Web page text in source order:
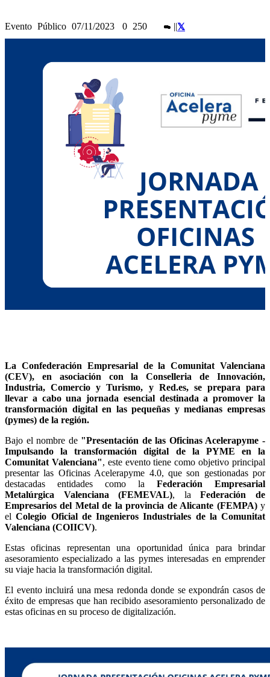
Evento Público 07/11/2023 0 250 ||
La Confederación Empresarial de la Comunitat Valenciana
(CEV), en asociación con la Conselleria de Innovación,
Industria, Comercio y Turismo, y Red.es, se prepara para
llevar a cabo una jornada esencial destinada a promover la
transformación digital en las pequeñas y medianas empresas
(pymes) de la región.
Bajo el nombre de "Presentación de las Oficinas Acelerapyme -
Impulsando la transformación digital de la PYME en la
Comunitat Valenciana", este evento tiene como objetivo principal
presentar las Oficinas Acelerapyme 4.0, que son gestionadas por
destacadas entidades como la Federación Empresarial
Metalúrgica Valenciana (FEMEVAL), laFederación de
Empresarios del Metal de la provincia de Alicante (FEMPA)y
elColegio Oficial de Ingenieros Industriales de la Comunitat
Valenciana (COIICV).
Estas oficinas representan una oportunidad única para brindar
asesoramiento especializado a las pymes interesadas en emprender
su viaje hacia la transformación digital.
El evento incluirá una mesa redonda donde se expondrán casos de
éxito de empresas que han recibido asesoramiento personalizado de
estas oficinas en su proceso de digitalización.